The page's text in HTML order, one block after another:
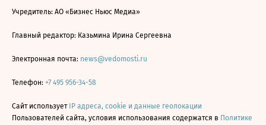
Учредитель: АО «Бизнес Ньюс Медиа»
Главный редактор: Казьмина Ирина Сергеевна
Электронная почта: news@vedomosti.ru
Телефон: +7 495 956-34-58
Сайт использует IP адреса, cookie и данные геолокации
Пользователей сайта, условия использования содержатся в Политике